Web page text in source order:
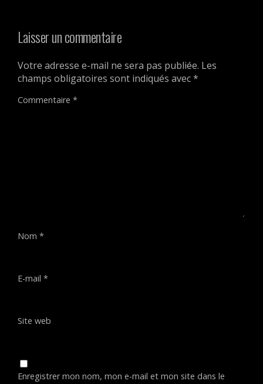
Laisser un commentaire
Votre adresse e-mail ne sera pas publiée. Les
champs obligatoires sont indiqués avec*
Commentaire *
Nom *
E-mail *
Site web
Enregistrer mon nom, mon e-mail et mon site dans le